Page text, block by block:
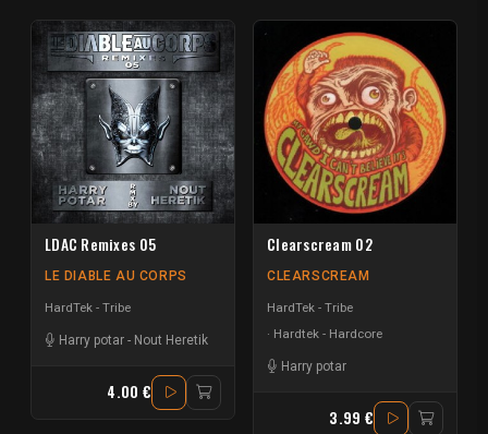
LDAC Remixes 05
LE DIABLE AU CORPS
HardTek - Tribe
Harry potar - Nout Heretik
4.00 €
Clearscream 02
CLEARSCREAM
HardTek - Tribe
Hardtek - Hardcore
Harry potar
3.99 €